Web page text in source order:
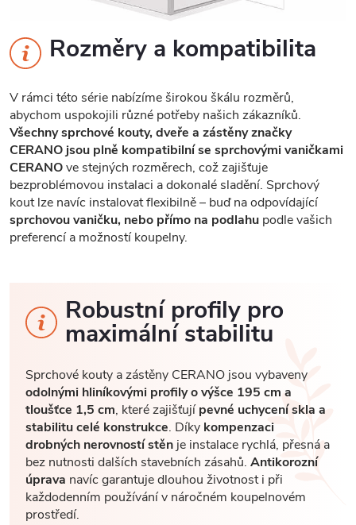
Rozměry a kompatibilita
V rámci této série nabízíme širokou škálu rozměrů,
abychom uspokojili různé potřeby našich zákazníků.
Všechny sprchové kouty, dveře a zástěny značky
CERANO jsou plně kompatibilní se sprchovými vaničkami
CERANOve stejných rozměrech, což zajišťuje
bezproblémovou instalaci a dokonalé sladění. Sprchový
kout lze navíc instalovat flexibilně – buď na odpovídající
sprchovou vaničku, nebo přímo na podlahu podle vašich
preferencí a možností koupelny.
Robustní profily pro
maximální stabilitu
Sprchové kouty a zástěny CERANO jsou vybaveny
odolnými hliníkovými profily o výšce 195 cm a
tloušťce 1,5 cm, které zajišťujípevné uchycení skla a
stabilitu celé konstrukce. Díky kompenzaci
drobných nerovností stěn je instalace rychlá, přesná a
bez nutnosti dalších stavebních zásahů. Antikorozní
úprava navíc garantuje dlouhou životnost i při
každodenním používání v náročném koupelnovém
prostředí.